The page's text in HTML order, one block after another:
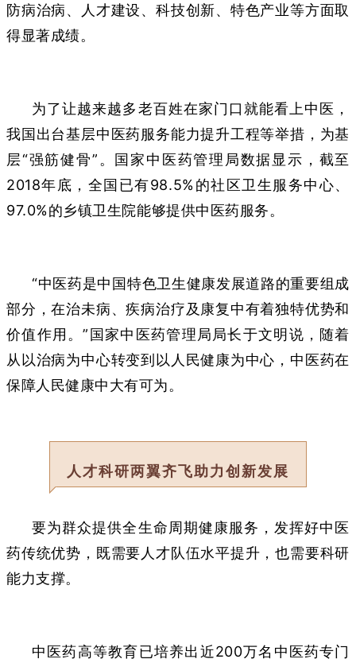
防病治病、人才建设、科技创新、特色产业等方面取
得显著成绩。
为了让越来越多老百姓在家门口就能看上中医，
我国出台基层中医药服务能力提升工程等举措，为基
层“强筋健骨”。国家中医药管理局数据显示，截至
2018年底，全国已有98.5%的社区卫生服务中心、
97.0%的乡镇卫生院能够提供中医药服务。
“中医药是中国特色卫生健康发展道路的重要组成
部分，在治未病、疾病治疗及康复中有着独特优势和
价值作用。”国家中医药管理局局长于文明说，随着
从以治病为中心转变到以人民健康为中心，中医药在
保障人民健康中大有可为。
人才科研两翼齐飞助力创新发展
要为群众提供全生命周期健康服务，发挥好中医
药传统优势，既需要人才队伍水平提升，也需要科研
能力支撑。
中医药高等教育已培养出近200万名中医药专门